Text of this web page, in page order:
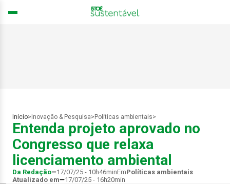
Início> Inovação & Pesquisa> Políticas ambientais>
Entenda projeto aprovado no
Congresso que relaxa
licenciamento ambiental
Da Redação 17/07/25 - 10h46minEmPolíticas ambientais
Atualizado em
17/07/25 - 16h20min